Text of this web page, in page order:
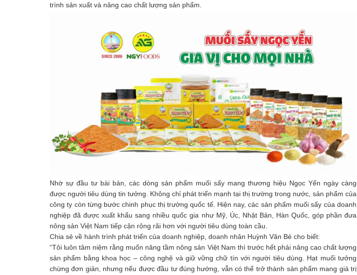
trình sản xuất và nâng cao chất lượng sản phẩm.
Nhờ sự đầu tư bài bản, các dòng sản phẩm muối sấy mang thương hiệu Ngọc Yến ngày càng
được người tiêu dùng tin tưởng. Không chỉ phát triển mạnh tại thị trường trong nước, sản phẩm của
công ty còn từng bước chinh phục thị trường quốc tế. Hiện nay, các sản phẩm muối sấy của doanh
nghiệp đã được xuất khẩu sang nhiều quốc gia như Mỹ, Úc, Nhật Bản, Hàn Quốc, góp phần đưa
nông sản Việt Nam tiếp cận rộng rãi hơn với người tiêu dùng toàn cầu.
Chia sẻ về hành trình phát triển của doanh nghiệp, doanh nhân Huỳnh Văn Bé cho biết:
“Tôi luôn tâm niệm rằng muốn nâng tầm nông sản Việt Nam thì trước hết phải nâng cao chất lượng
sản phẩm bằng khoa học – công nghệ và giữ vững chữ tín với người tiêu dùng. Hạt muối tưởng
chừng đơn giản, nhưng nếu được đầu tư đúng hướng, vẫn có thể trở thành sản phẩm mang giá trị